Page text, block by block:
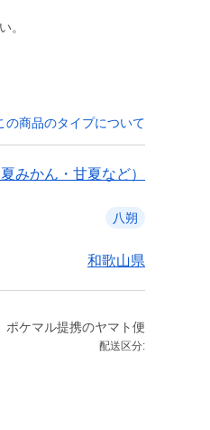
。
の商品のタイプについて
みかん・甘夏など）
八朔
和歌山県
ポケマル提携のヤマト便
配送区分: